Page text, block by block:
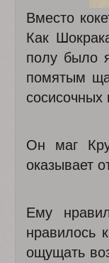
Вместо
Как
полу было
помятым
Он маг
оказывает
Ему
нравилось
ощущать